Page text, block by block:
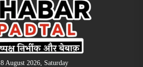
8 August 2026, Saturday